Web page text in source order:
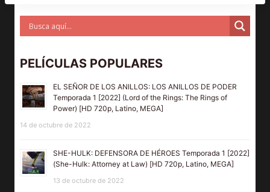
PELÍCULAS POPULARES
EL SEÑOR DE LOS ANILLOS: LOS ANILLOS DE PODER
Temporada 1 [2022] (Lord of the Rings: The Rings of
Power) [HD 720p, Latino, MEGA]
14 de octubre de 2022
SHE-HULK: DEFENSORA DE HÉROES Temporada 1 [2022]
(She-Hulk: Attorney at Law) [HD 720p, Latino, MEGA]
13 de octubre de 2022